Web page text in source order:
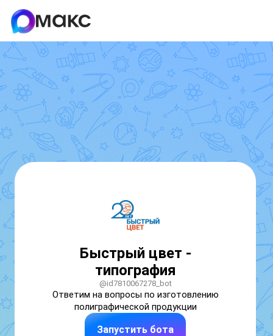
Быстрый цвет -
типография
@id7810067278_bot
Ответим на вопросы по изготовлению
полиграфической продукции
Запустить бота